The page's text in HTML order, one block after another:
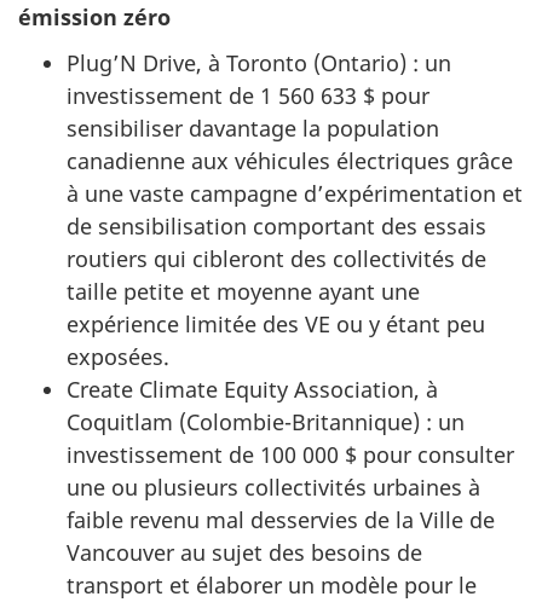
émission zéro
Plug’N Drive, à Toronto (Ontario) : un
investissement de 1 560 633 $ pour
sensibiliser davantage la population
canadienne aux véhicules électriques grâce
à une vaste campagne d’expérimentation et
de sensibilisation comportant des essais
routiers qui cibleront des collectivités de
taille petite et moyenne ayant une
expérience limitée des VE ou y étant peu
exposées.
Create Climate Equity Association, à
Coquitlam (Colombie-Britannique) : un
investissement de 100 000 $ pour consulter
une ou plusieurs collectivités urbaines à
faible revenu mal desservies de la Ville de
Vancouver au sujet des besoins de
transport et élaborer un modèle pour le